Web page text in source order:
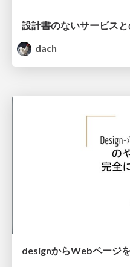
設計書のないサービス
dach